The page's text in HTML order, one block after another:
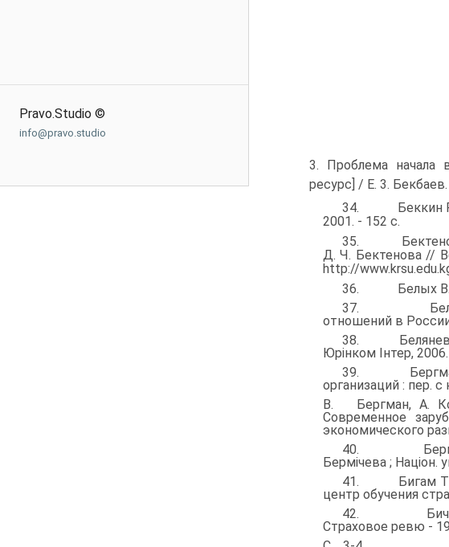
Pravo.Studio ©
info@pravo.studio
3. Проблема начала
ресурс] / Е. 3.
34. Беккин Р. И.
2001. - 152 с.
35. Бектенова
Д. Ч. Бектенова //
http://
36. Белых В. С.
37. Белых В. С.
отношений в
38. Беляневич
Юрінком Інтер,
39. Бергман В.
организаций : пер. с
B. Бергман, А.
Современное
экономического
40. Бермічева
Бермічева ; Націон.
41. Бигам Тим.
центр обучения
42.
Страховое ревю -